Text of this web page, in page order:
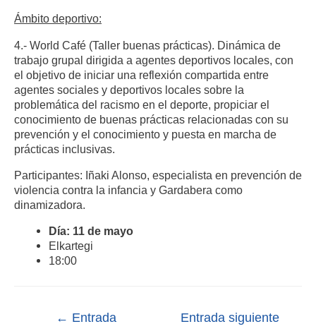
Ámbito deportivo:
4.- World Café (Taller buenas prácticas). Dinámica de
trabajo grupal dirigida a agentes deportivos locales, con
el objetivo de iniciar una reflexión compartida entre
agentes sociales y deportivos locales sobre la
problemática del racismo en el deporte, propiciar el
conocimiento de buenas prácticas relacionadas con su
prevención y el conocimiento y puesta en marcha de
prácticas inclusivas.
Participantes: Iñaki Alonso, especialista en prevención de
violencia contra la infancia y Gardabera como
dinamizadora.
Día: 11 de mayo
Elkartegi
18:00
← Entrada
Entrada siguiente